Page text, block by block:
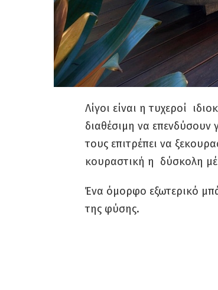
Λίγοι είναι η τυχεροί
διαθέσιμη να επενδύσουν
τους επιτρέπει να
κουραστική η δύσκολη
Ένα όμορφο εξωτερικό
της φύσης.